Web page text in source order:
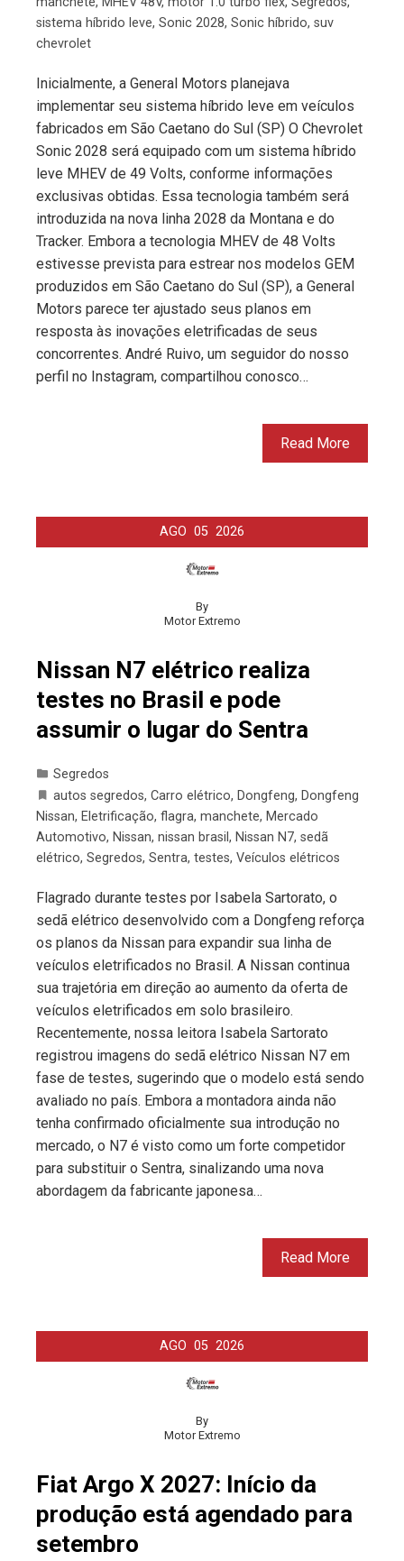
sistema híbrido leve, Sonic 2028, Sonic híbrido, suv
chevrolet
Inicialmente, a General Motors planejava
implementar seu sistema híbrido leve em veículos
fabricados em São Caetano do Sul (SP) O Chevrolet
Sonic 2028 será equipado com um sistema híbrido
leve MHEV de 49 Volts, conforme informações
exclusivas obtidas. Essa tecnologia também será
introduzida na nova linha 2028 da Montana e do
Tracker. Embora a tecnologia MHEV de 48 Volts
estivesse prevista para estrear nos modelos GEM
produzidos em São Caetano do Sul (SP), a General
Motors parece ter ajustado seus planos em
resposta às inovações eletrificadas de seus
concorrentes. André Ruivo, um seguidor do nosso
perfil no Instagram, compartilhou conosco…
Read More
AGO 05 2026
By
Motor Extremo
Nissan N7 elétrico realiza
testes no Brasil e pode
assumir o lugar do Sentra
Segredos
autos segredos, Carro elétrico, Dongfeng, Dongfeng
Nissan, Eletrificação, flagra, manchete, Mercado
Automotivo, Nissan, nissan brasil , Nissan N7, sedã
elétrico, Segredos, Sentra, testes, Veículos elétricos
Flagrado durante testes por Isabela Sartorato, o
sedã elétrico desenvolvido com a Dongfeng reforça
os planos da Nissan para expandir sua linha de
veículos eletrificados no Brasil. A Nissan continua
sua trajetória em direção ao aumento da oferta de
veículos eletrificados em solo brasileiro.
Recentemente, nossa leitora Isabela Sartorato
registrou imagens do sedã elétrico Nissan N7 em
fase de testes, sugerindo que o modelo está sendo
avaliado no país. Embora a montadora ainda não
tenha confirmado oficialmente sua introdução no
mercado, o N7 é visto como um forte competidor
para substituir o Sentra, sinalizando uma nova
abordagem da fabricante japonesa…
Read More
AGO 05 2026
By
Motor Extremo
Fiat Argo X 2027: Início da
produção está agendado para
setembro